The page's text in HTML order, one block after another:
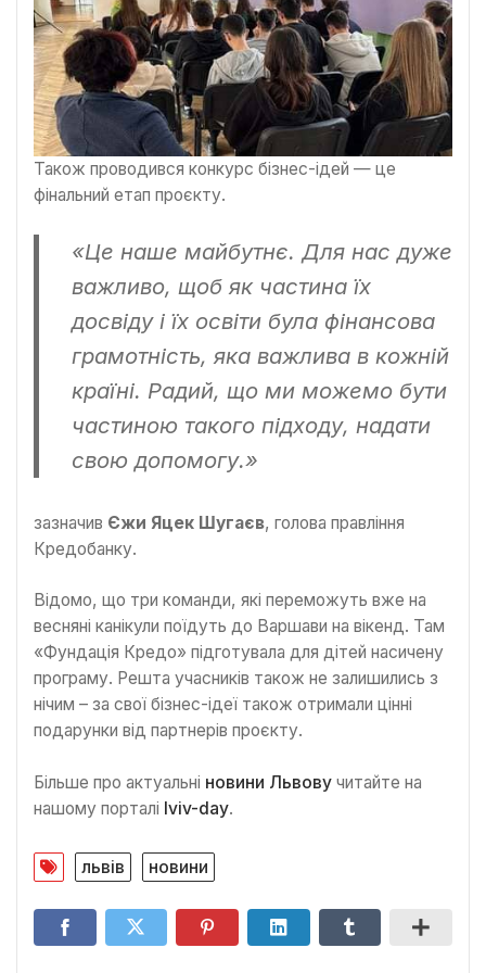
Також проводився конкурс бізнес-ідей — це
фінальний етап проєкту.
«Це наше майбутнє. Для нас дуже
важливо, щоб як частина їх
досвіду і їх освіти була фінансова
грамотність, яка важлива в кожній
країні. Радий, що ми можемо бути
частиною такого підходу, надати
свою допомогу.»
зазначив Єжи Яцек Шугаєв, голова правління
Кредобанку.
Відомо, що три команди, які переможуть вже на
весняні канікули поїдуть до Варшави на вікенд. Там
«Фундація Кредо» підготувала для дітей насичену
програму. Решта учасників також не залишились з
нічим – за свої бізнес-ідеї також отримали цінні
подарунки від партнерів проєкту.
Більше про актуальні новини Львову читайте на
нашому порталі lviv-day.
львів новини